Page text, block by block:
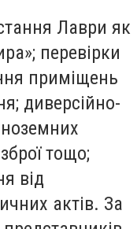
Лаври як
перевірки
приміщень
диверсійно-
тощо;
від
актів. За